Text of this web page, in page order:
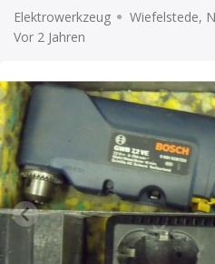
Elektrowerkzeug
Wiefelstede,
Vor 2 Jahren